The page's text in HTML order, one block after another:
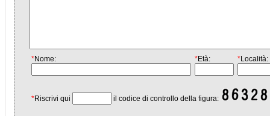
*Nome: *Età: *Località:
*Riscrivi qui il codice di controllo della figura: